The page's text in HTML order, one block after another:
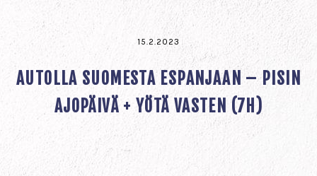
15.2.2023
AUTOLLA SUOMESTA ESPANJAAN – PISIN
AJOPÄIVÄ + YÖTÄ VASTEN (7H)